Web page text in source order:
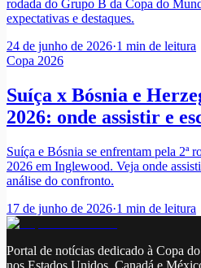
rodada do Grupo B da Copa do
expectativas e destaques.
24 de junho de 2026·1 min de leitura
Copa 2026
Suíça x Bósnia e
2026: onde assistir e
Suíça e Bósnia se enfrentam pela 2ª
2026 em Inglewood. Veja onde
análise do confronto.
17 de junho de 2026·1 min de leitura
Portal de notícias dedicado à Copa
nos Estados Unidos, Canadá e